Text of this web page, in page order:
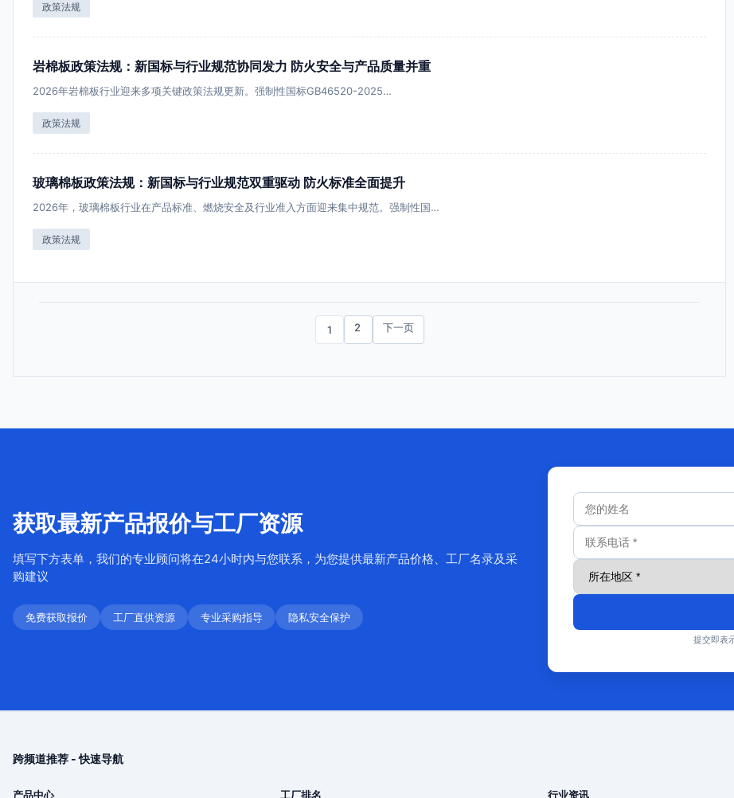
政策法规
岩棉板政策法规：新国标与行业规范协同发力 防火安全与产品质量并重
2026年岩棉板行业迎来多项关键政策法规更新。强制性国标GB46520-2025…
政策法规
玻璃棉板政策法规：新国标与行业规范双重驱动 防火标准全面提升
2026年，玻璃棉板行业在产品标准、燃烧安全及行业准入方面迎来集中规范。强制性国…
政策法规
1 2 下一页
获取最新产品报价与工厂资源
填写下方表单，我们的专业顾问将在24小时内与您联系，为您提供最新产品价格、工厂名录及采
购建议
免费获取报价 工厂直供资源 专业采购指导 隐私安全保护
提交即表
跨频道推荐 - 快速导航
产品中心 工厂排名 行业资讯